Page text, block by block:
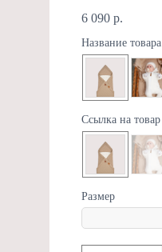
6 090 р.
Название товара
Ссылка на товар
Размер